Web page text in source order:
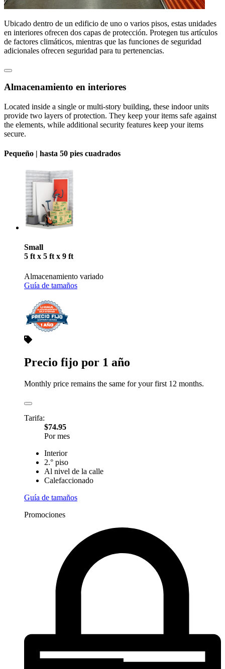
Ubicado dentro de un edificio de uno o varios pisos, estas unidades
en interiores ofrecen dos capas de protección. Protegen tus artículos
de factores climáticos, mientras que las funciones de seguridad
adicionales ofrecen seguridad para tu pertenencias.
Almacenamiento en interiores
Located inside a single or multi-story building, these indoor units
provide two layers of protection. They keep your items safe against
the elements, while additional security features keep your items
secure.
Pequeño | hasta 50 pies cuadrados
Small
5 ft x 5 ft x 9 ft
Almacenamiento variado
Guía de tamaños
Precio fijo por 1 año
Monthly price remains the same for your first 12 months.
Tarifa:
$74.95
Por mes
Interior
2.° piso
Al nivel de la calle
Calefaccionado
Guía de tamaños
Promociones